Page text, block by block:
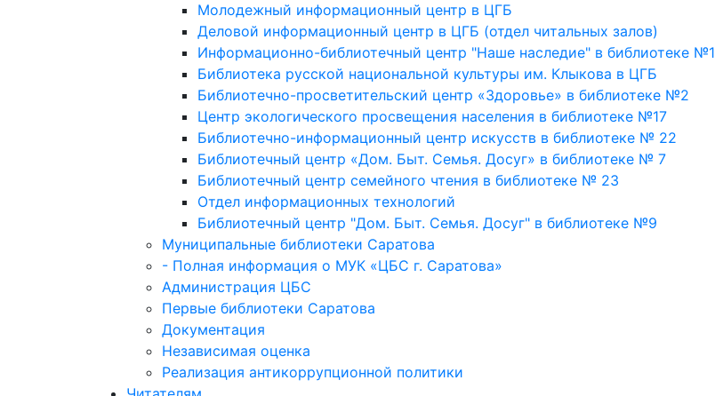
Молодежный информационный центр в ЦГБ
Деловой информационный центр в ЦГБ (отдел читальных залов)
Информационно-библиотечный центр "Наше наследие" в библиотеке №1
Библиотека русской национальной культуры им. Клыкова в ЦГБ
Библиотечно-просветительский центр «Здоровье» в библиотеке №2
Центр экологического просвещения населения в библиотеке №17
Библиотечно-информационный центр искусств в библиотеке № 22
Библиотечный центр «Дом. Быт. Семья. Досуг» в библиотеке № 7
Библиотечный центр семейного чтения в библиотеке № 23
Отдел информационных технологий
Библиотечный центр "Дом. Быт. Семья. Досуг" в библиотеке №9
Муниципальные библиотеки Саратова
- Полная информация о МУК «ЦБС г. Саратова»
Администрация ЦБС
Первые библиотеки Саратова
Документация
Независимая оценка
Реализация антикоррупционной политики